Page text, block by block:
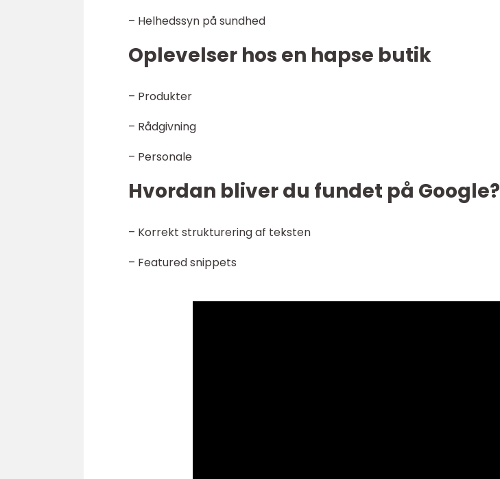
– Helhedssyn på sundhed
Oplevelser hos en hapse butik
– Produkter
– Rådgivning
– Personale
Hvordan bliver du fundet på Google?
– Korrekt strukturering af teksten
– Featured snippets